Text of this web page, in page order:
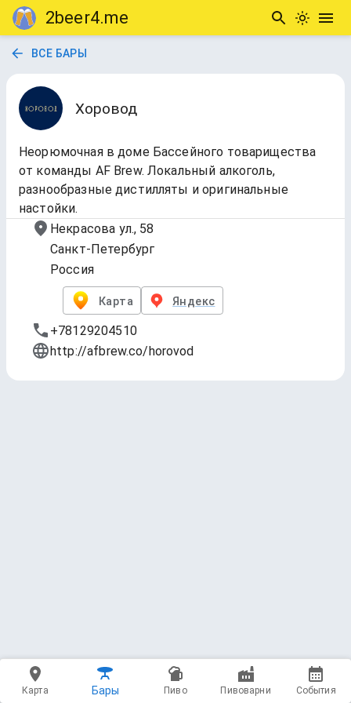
2beer4.me
ВСЕ БАРЫ
Хоровод
Неорюмочная в доме Бассейного товарищества
от команды AF Brew. Локальный алкоголь,
разнообразные дистилляты и оригинальные
настойки.
Некрасова ул., 58
Санкт-Петербург
Россия
Карта Яндекс
+78129204510
http://afbrew.co/horovod
Карта Бары Пиво Пивоварни События